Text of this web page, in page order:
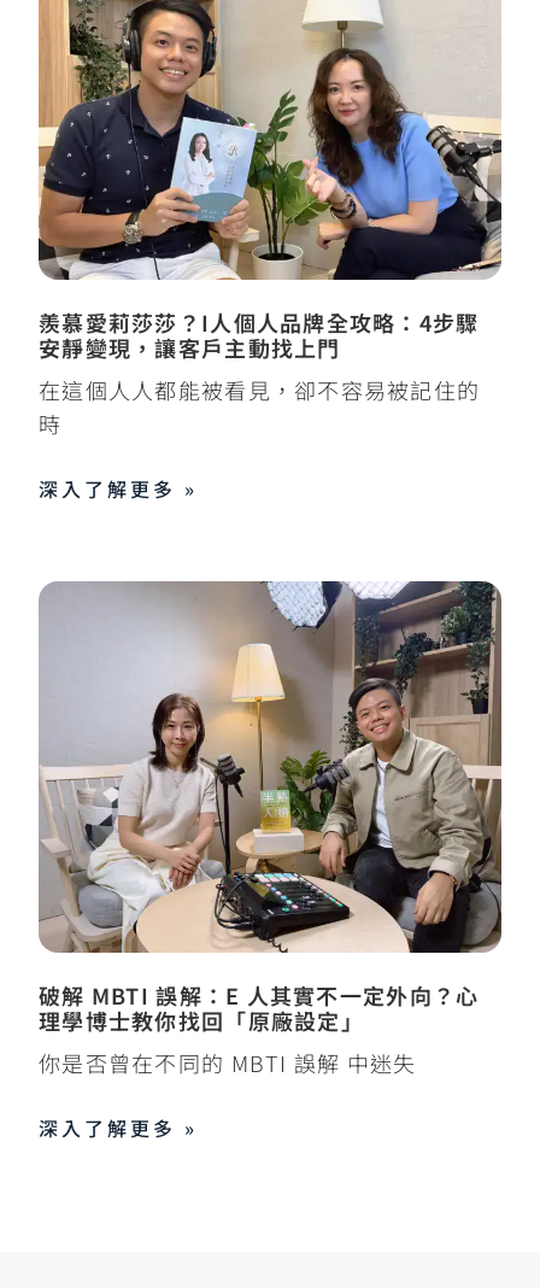
羨慕愛莉莎莎？I人個人品牌全攻略：4步驟
安靜變現，讓客戶主動找上門
在這個人人都能被看見，卻不容易被記住的
時
深入了解更多 »
破解 MBTI 誤解：E 人其實不一定外向？心
理學博士教你找回「原廠設定」
你是否曾在不同的 MBTI 誤解 中迷失
深入了解更多 »